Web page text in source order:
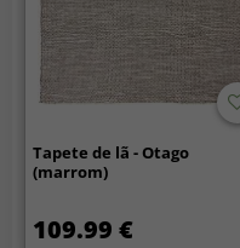
Tapete de lã - Otago
(marrom)
109.99 €